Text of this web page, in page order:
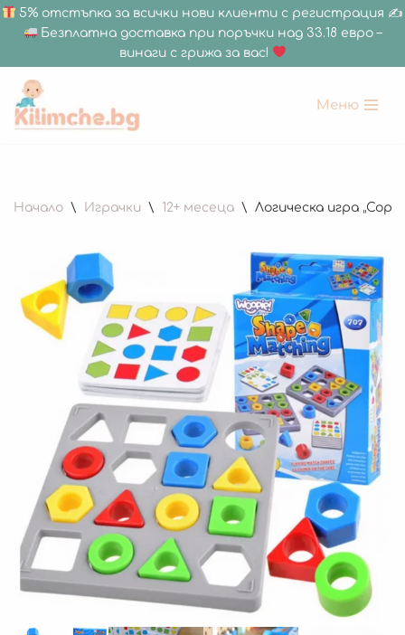
5% отстъпка за всички нови клиенти с регистрация ✍
Безплатна доставка при поръчки над 33.18 евро –
винаги с грижа за вас!
Продължете
Меню
Начало \ Играчки \ 12+ месеца \ Логическа игра